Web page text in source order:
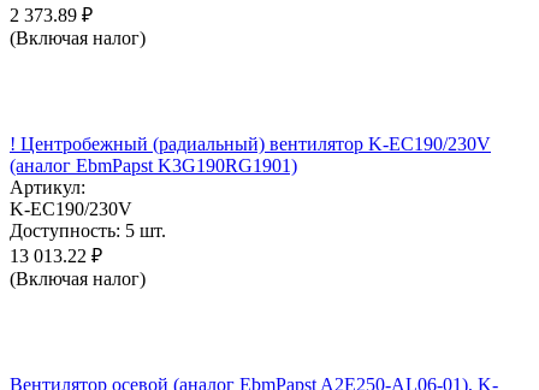
2 373.89 ₽
(Включая налог)
! Центробежный (радиальный) вентилятор K-EC190/230V
(аналог EbmPapst K3G190RG1901)
Артикул:
K-EC190/230V
Доступность: 5 шт.
13 013.22 ₽
(Включая налог)
Вентилятор осевой (аналог EbmPapst A2E250-AL06-01), K-